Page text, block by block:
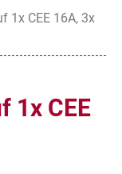
1x CEE 16A, 3x
1x CEE